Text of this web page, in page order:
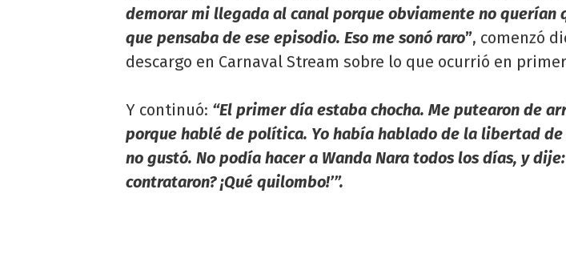
demorar mi llegada al canal porque obviamente no querían
que pensaba de ese episodio. Eso me sonó raro”, comenzó
descargo en Carnaval Stream sobre lo que ocurrió en
Y continuó: “El primer día estaba chocha. Me putearon de
porque hablé de política. Yo había hablado de la libertad de
no gustó. No podía hacer a Wanda Nara todos los días, y dije:
contrataron? ¡Qué quilombo!’”.